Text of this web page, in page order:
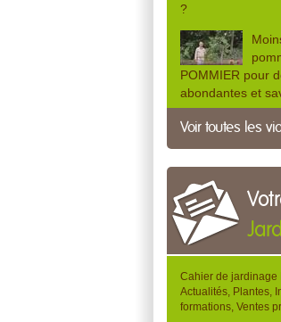
?
POMMIER pour
abondantes et
Voir toutes les
Cahier de jardinage
Actualités, Plantes,
formations, Ventes